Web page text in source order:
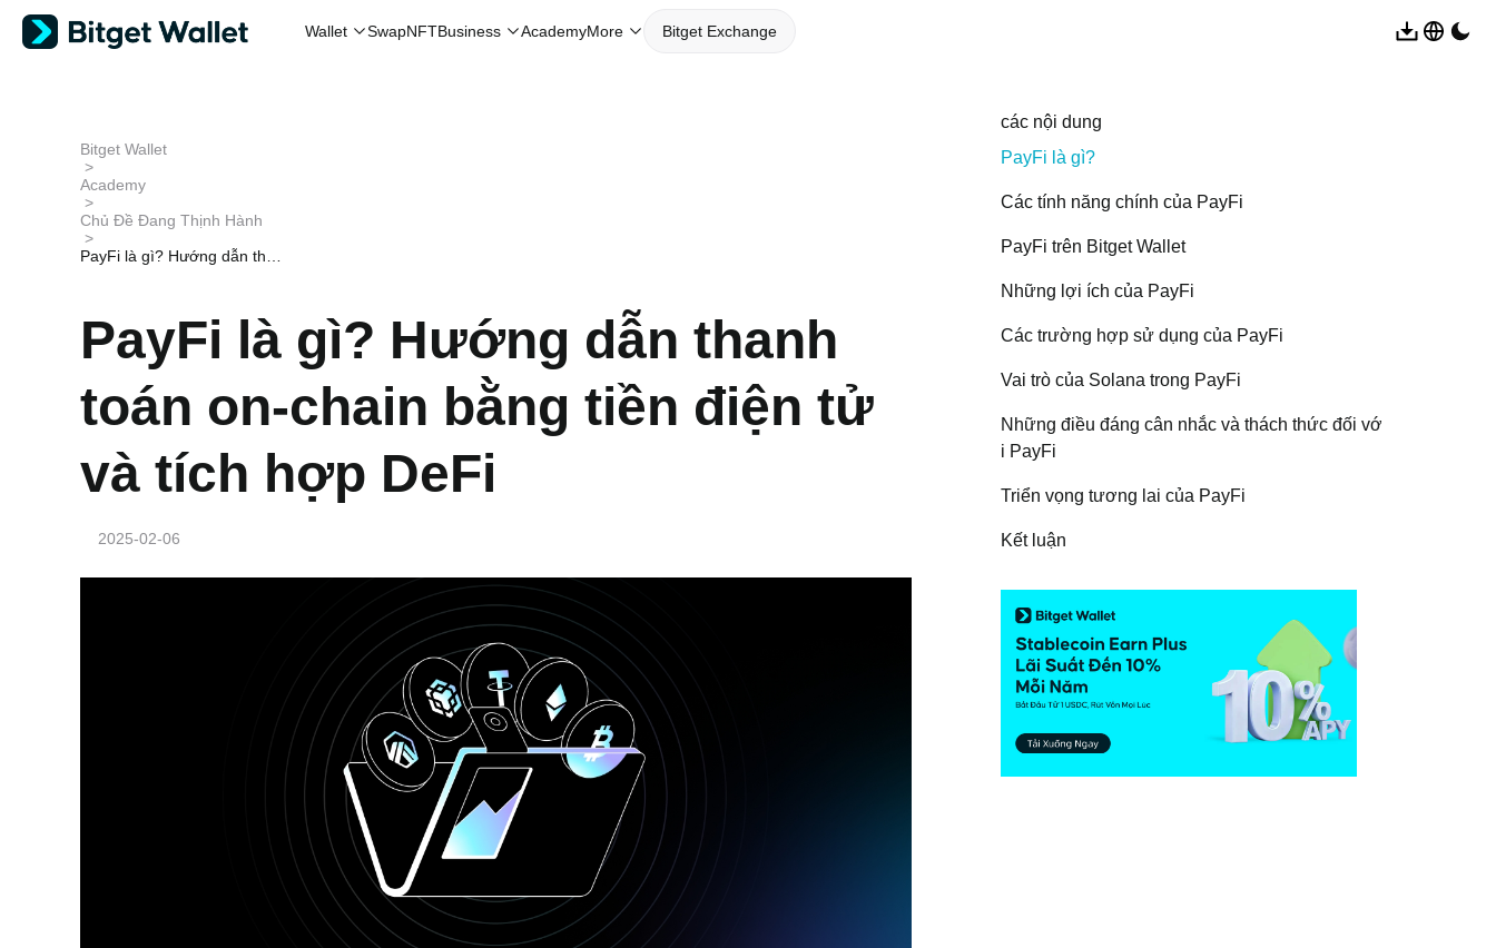
Wallet SwapNFTBusiness AcademyMore Bitget Exchange
Bitget Wallet
>
Academy
>
Chủ Đề Đang Thịnh Hành
>
PayFi là gì? Hướng dẫn than
PayFi là gì? Hướng dẫn thanh
toán on-chain bằng tiền điện tử
và tích hợp DeFi
2025-02-06
các nội dung
PayFi là gì?
Các tính năng chính của PayFi
PayFi trên Bitget Wallet
Những lợi ích của PayFi
Các trường hợp sử dụng của PayFi
Vai trò của Solana trong PayFi
Những điều đáng cân nhắc và thách thức đối vớ
i PayFi
Triển vọng tương lai của PayFi
Kết luận